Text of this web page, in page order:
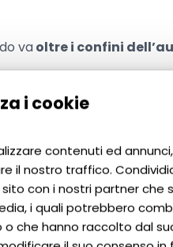
i cookie
contenuti ed
il nostro traffico.
con i nostri partner che
i quali potrebbero
che hanno raccolto dal
vaoltre i confini
scoprire usi, tradizioni e
c’è proprio questa idea.
nascosti e
estremamente
a comunicare meglio,